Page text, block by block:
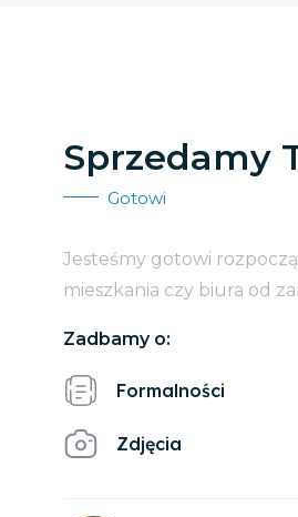
Sprzedamy
Gotowi
Jesteśmy gotowi
mieszkania czy biura od
Zadbamy o:
Formalności
Zdjęcia